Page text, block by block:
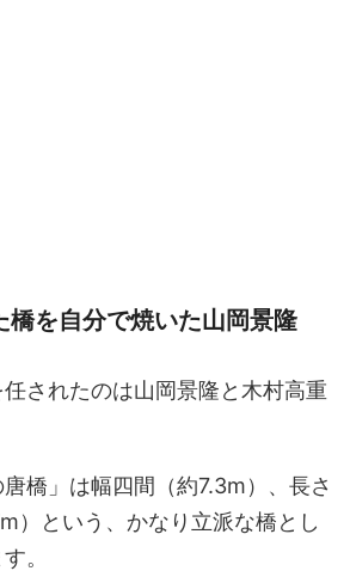
橋を自分で焼いた山岡景隆
されたのは山岡景隆と木村高重
橋」は幅四間（約7.3m）、長さ
）という、かなり立派な橋とし
。